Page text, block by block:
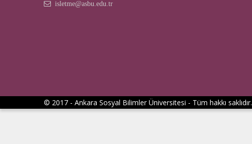
isletme@asbu.edu.tr
© 2017 - Ankara Sosyal Bilimler Üniversitesi - Tüm hakkı saklıdır.